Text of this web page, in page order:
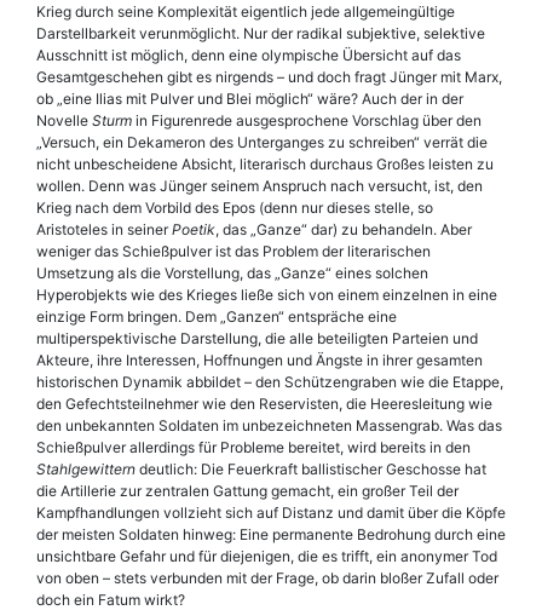
Krieg durch seine Komplexität eigentlich jede allgemeingültige
Darstellbarkeit verunmöglicht. Nur der radikal subjektive, selektive
Ausschnitt ist möglich, denn eine olympische Übersicht auf das
Gesamtgeschehen gibt es nirgends – und doch fragt Jünger mit Marx,
ob „eine Ilias mit Pulver und Blei möglich“ wäre? Auch der in der
Novelle Sturm in Figurenrede ausgesprochene Vorschlag über den
„Versuch, ein Dekameron des Unterganges zu schreiben“ verrät die
nicht unbescheidene Absicht, literarisch durchaus Großes leisten zu
wollen. Denn was Jünger seinem Anspruch nach versucht, ist, den
Krieg nach dem Vorbild des Epos (denn nur dieses stelle, so
Aristoteles in seinerPoetik, das „Ganze“ dar) zu behandeln. Aber
weniger das Schießpulver ist das Problem der literarischen
Umsetzung als die Vorstellung, das „Ganze“ eines solchen
Hyperobjekts wie des Krieges ließe sich von einem einzelnen in eine
einzige Form bringen. Dem „Ganzen“ entspräche eine
multiperspektivische Darstellung, die alle beteiligten Parteien und
Akteure, ihre Interessen, Hoffnungen und Ängste in ihrer gesamten
historischen Dynamik abbildet – den Schützengraben wie die Etappe,
den Gefechtsteilnehmer wie den Reservisten, die Heeresleitung wie
den unbekannten Soldaten im unbezeichneten Massengrab. Was das
Schießpulver allerdings für Probleme bereitet, wird bereits in den
Stahlgewittern deutlich: Die Feuerkraft ballistischer Geschosse hat
die Artillerie zur zentralen Gattung gemacht, ein großer Teil der
Kampfhandlungen vollzieht sich auf Distanz und damit über die Köpfe
der meisten Soldaten hinweg: Eine permanente Bedrohung durch eine
unsichtbare Gefahr und für diejenigen, die es trifft, ein anonymer Tod
von oben – stets verbunden mit der Frage, ob darin bloßer Zufall oder
doch ein Fatum wirkt?